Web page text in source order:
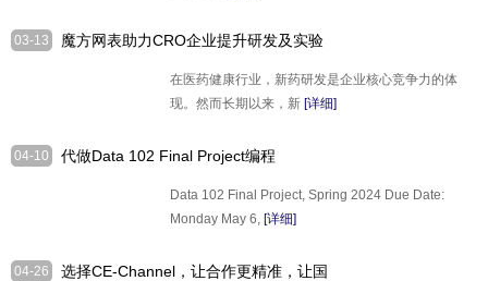
03-13
魔方网表助力CRO企业提升研发及实验
在医药健康行业，新药研发是企业核心竞争力的体
现。然而长期以来，新 [详细]
04-10 代做Data 102 Final Project编程
Data 102 Final Project, Spring 2024 Due Date:
Monday May 6, [详细]
04-26
选择CE-Channel，让合作更精准，让国